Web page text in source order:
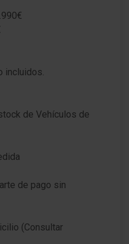
incluidos.
de Vehículos de
de pago sin
(Consultar